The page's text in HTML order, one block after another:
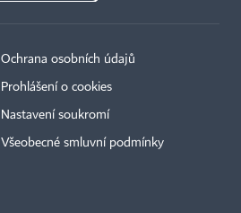
Ochrana osobních údajů
Prohlášení o cookies
Nastavení soukromí
Všeobecné smluvní podmínky